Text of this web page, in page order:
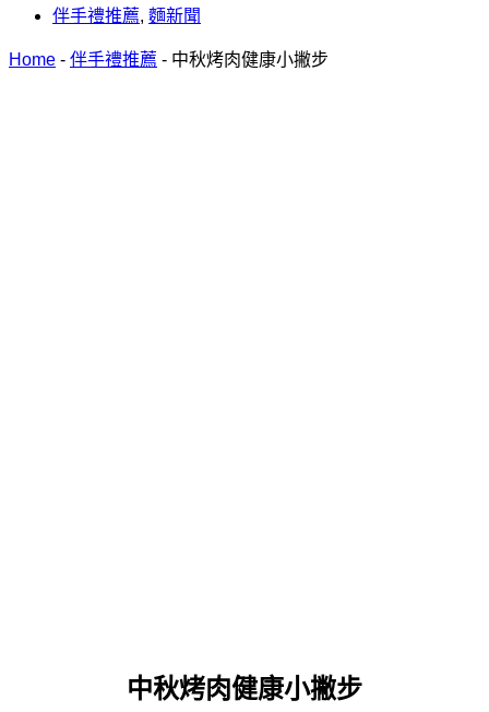
伴手禮推薦, 麵新聞
Home - 伴手禮推薦 - 中秋烤肉健康小撇步
中秋烤肉健康小撇步